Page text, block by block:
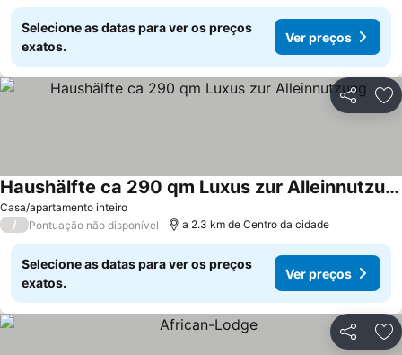
Selecione as datas para ver os preços
exatos.
Ver preços
Partilhar
Casa/apartamento inteiro
Haushälfte ca 290 qm Luxus zur Alleinnutzung
/ Pontuação não disponível a 2.3 km de Centro da cidade
Selecione as datas para ver os preços
exatos.
Ver preços
Partilhar